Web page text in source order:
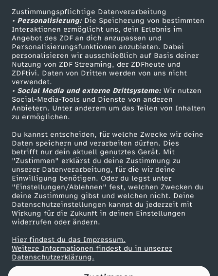
Zustimmungspflichtige Datenverarbeitung
• Personalisierung:Die Speicherung von bestimmten
Interaktionen ermöglicht uns, dein Erlebnis im
Angebot des ZDF an dich anzupassen und
Personalisierungsfunktionen anzubieten. Dabei
personalisieren wir ausschließlich auf Basis deiner
Nutzung von ZDF Streaming, der ZDFheute und
ZDFtivi. Daten von Dritten werden von uns nicht
verwendet.
• Social Media und externe Drittsysteme:Wir nutzen
Social-Media-Tools und Dienste von anderen
Anbietern. Unter anderem um das Teilen von Inhalten
zu ermöglichen.
Du kannst entscheiden, für welche Zwecke wir deine
Daten speichern und verarbeiten dürfen. Dies
betrifft nur dein aktuell genutztes Gerät. Mit
"Zustimmen" erklärst du deine Zustimmung zu
unserer Datenverarbeitung, für die wir deine
Einwilligung benötigen. Oder du legst unter
"Einstellungen/Ablehnen" fest, welchen Zwecken du
deine Zustimmung gibst und welchen nicht. Deine
Datenschutzeinstellungen kannst du jederzeit mit
Wirkung für die Zukunft in deinen Einstellungen
widerrufen oder ändern.
Hier findest du das Impressum.
Weitere Informationen findest du in unserer
Datenschutzerklärung.
Livestreams
Sendungen A-Z
TV-Programm
Zuschauerservice
Hilfe
ZDF Unternehmen
Karriere
ZDF goes Schule
Werbefernsehen
Mainzelmännchen
Partner